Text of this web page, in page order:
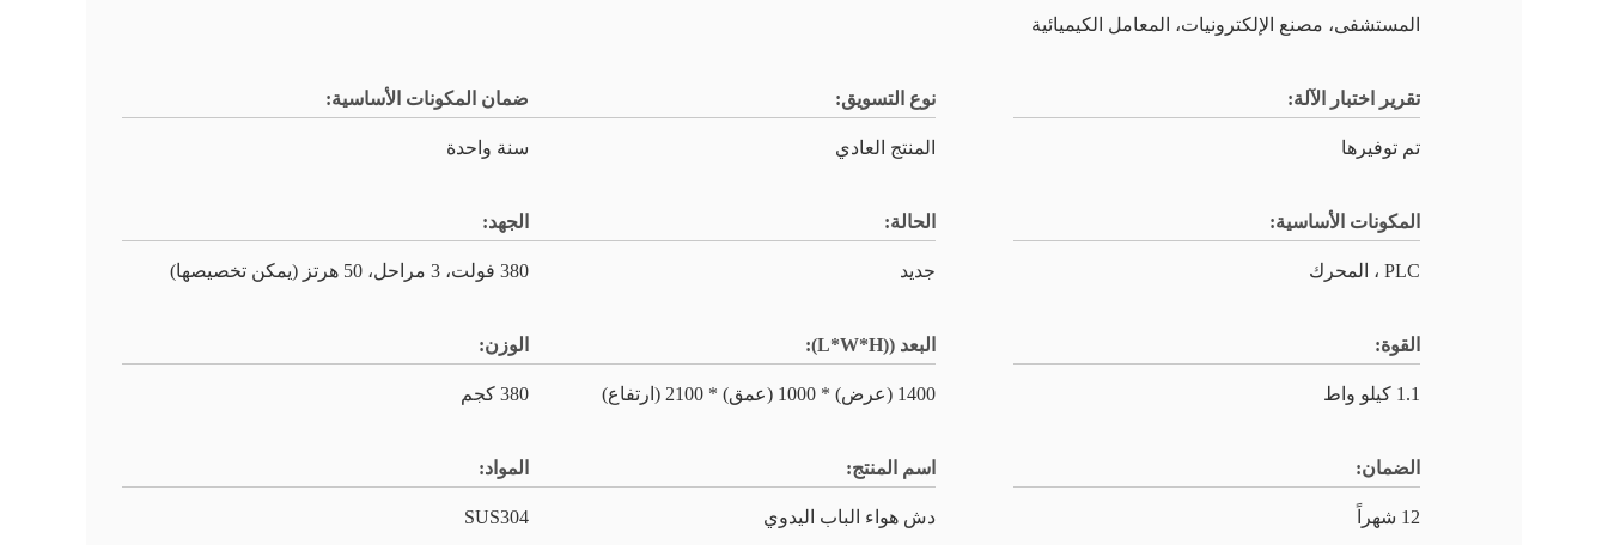
المستشفى، مصنع الإلكترونيات، المعامل الكيميائية
تقرير اختبار الآلة:
تم توفيرها
نوع التسويق:
المنتج العادي
ضمان المكونات الأساسية:
سنة واحدة
المكونات الأساسية:
PLC ، المحرك
الحالة:
جديد
الجهد:
380 فولت، 3 مراحل، 50 هرتز (يمكن تخصيصها)
القوة:
1.1 كيلو واط
البعد ((L*W*H):
1400 (عرض) * 1000 (عمق) * 2100 (ارتفاع)
الوزن:
380 كجم
الضمان:
12 شهراً
اسم المنتج:
دش هواء الباب اليدوي
المواد:
SUS304